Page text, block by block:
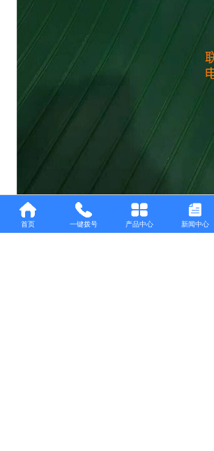
输送设备的设计合理性同样至关重
要。设备滚筒尺寸、传动结构、设备对
首页 一键拨号 产品中心 新闻中心